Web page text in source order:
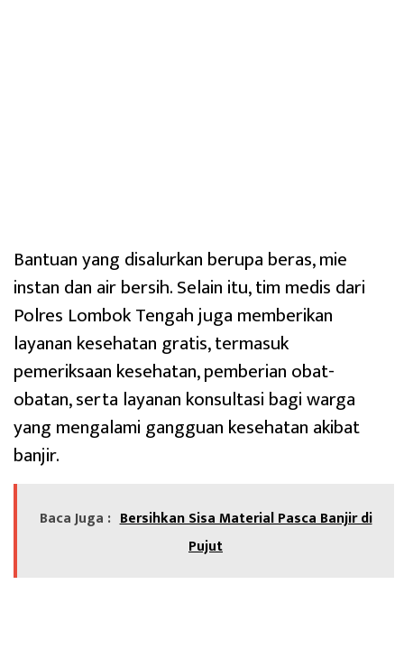
Bantuan yang disalurkan berupa beras, mie
instan dan air bersih. Selain itu, tim medis dari
Polres Lombok Tengah juga memberikan
layanan kesehatan gratis, termasuk
pemeriksaan kesehatan, pemberian obat-
obatan, serta layanan konsultasi bagi warga
yang mengalami gangguan kesehatan akibat
banjir.
Baca Juga : Bersihkan Sisa Material Pasca Banjir di
Pujut